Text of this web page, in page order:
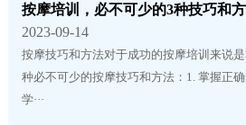
按摩培训，必不可少的3种技巧和方
2023-09-14
按摩技巧和方法对于成功的按摩培训来说
种必不可少的按摩技巧和方法：1. 掌握正
学···